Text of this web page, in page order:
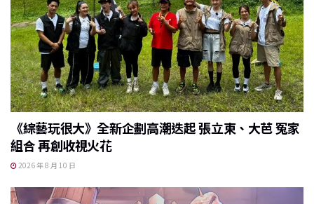
《綜藝玩很大》全新企劃高潮迭起 張立東、大芭 冤家
組合 再創收視火花
2026 年 8 月 10 日